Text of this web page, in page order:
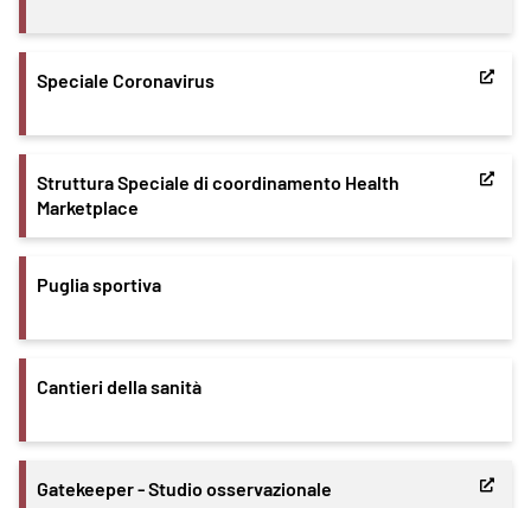
Speciale Coronavirus
Struttura Speciale di coordinamento Health
Marketplace
Puglia sportiva
Cantieri della sanità
Gatekeeper - Studio osservazionale